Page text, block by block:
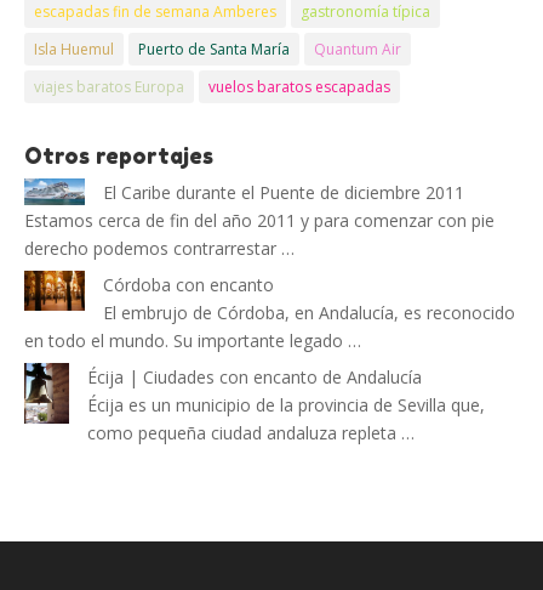
escapadas fin de semana Amberes
gastronomía típica
Isla Huemul
Puerto de Santa María
Quantum Air
viajes baratos Europa
vuelos baratos escapadas
Otros reportajes
El Caribe durante el Puente de diciembre 2011
Estamos cerca de fin del año 2011 y para comenzar con pie
derecho podemos contrarrestar …
Córdoba con encanto
El embrujo de Córdoba, en Andalucía, es reconocido
en todo el mundo. Su importante legado …
Écija | Ciudades con encanto de Andalucía
Écija es un municipio de la provincia de Sevilla que,
como pequeña ciudad andaluza repleta …